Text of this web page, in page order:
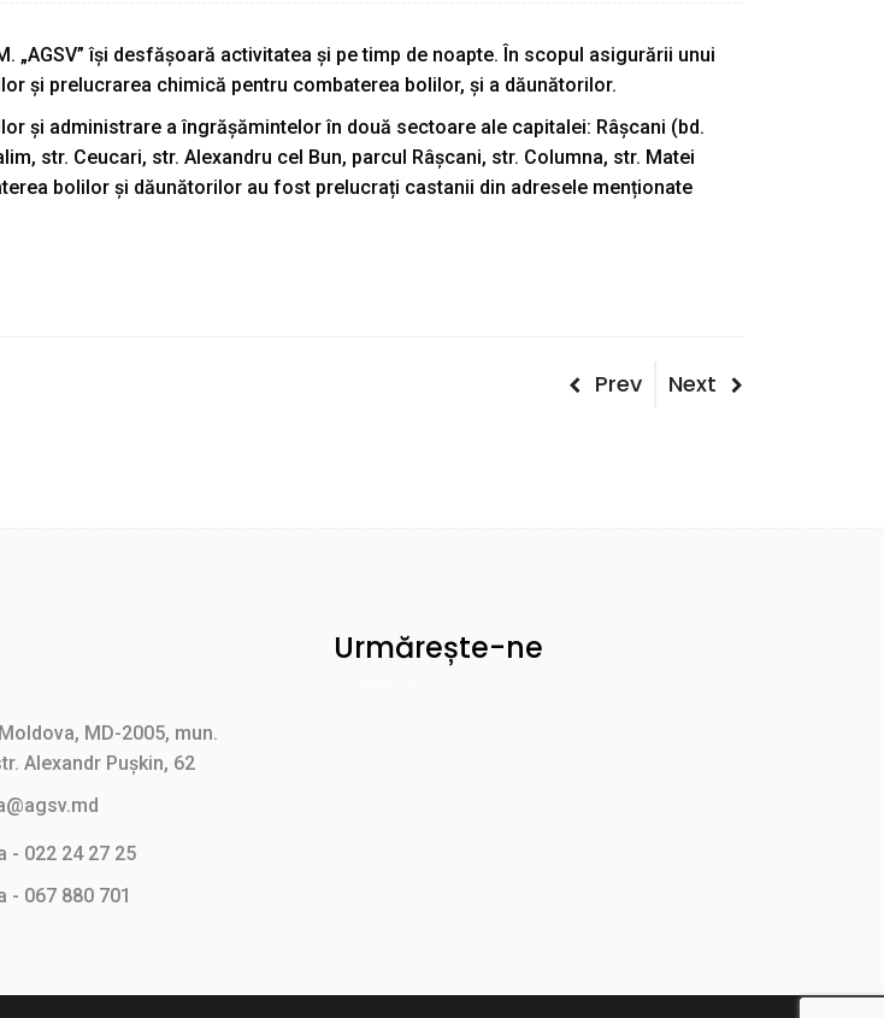
își desfășoară activitatea și pe timp de noapte. În scopul asigurării unui
și prelucrarea chimică pentru combaterea bolilor, și a dăunătorilor.
și administrare a îngrășămintelor în două sectoare ale capitalei: Râșcani (bd.
str. Ceucari, str. Alexandru cel Bun, parcul Râșcani, str. Columna, str. Matei
bolilor și dăunătorilor au fost prelucrați castanii din adresele menționate
Post
Previous
Prev
Next
Next
MD-2005, mun.
Alexandr Pușkin, 62
- 022 24 27 25
- 067 880 701
Urmărește-ne